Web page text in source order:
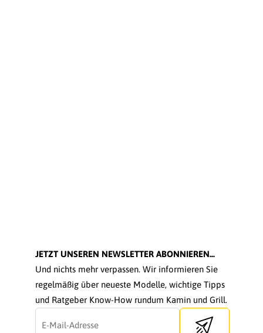
JETZT UNSEREN NEWSLETTER ABONNIEREN...
Und nichts mehr verpassen. Wir informieren Sie
regelmäßig über neueste Modelle, wichtige Tipps
und Ratgeber Know-How rundum Kamin und Grill.
Send newsletter